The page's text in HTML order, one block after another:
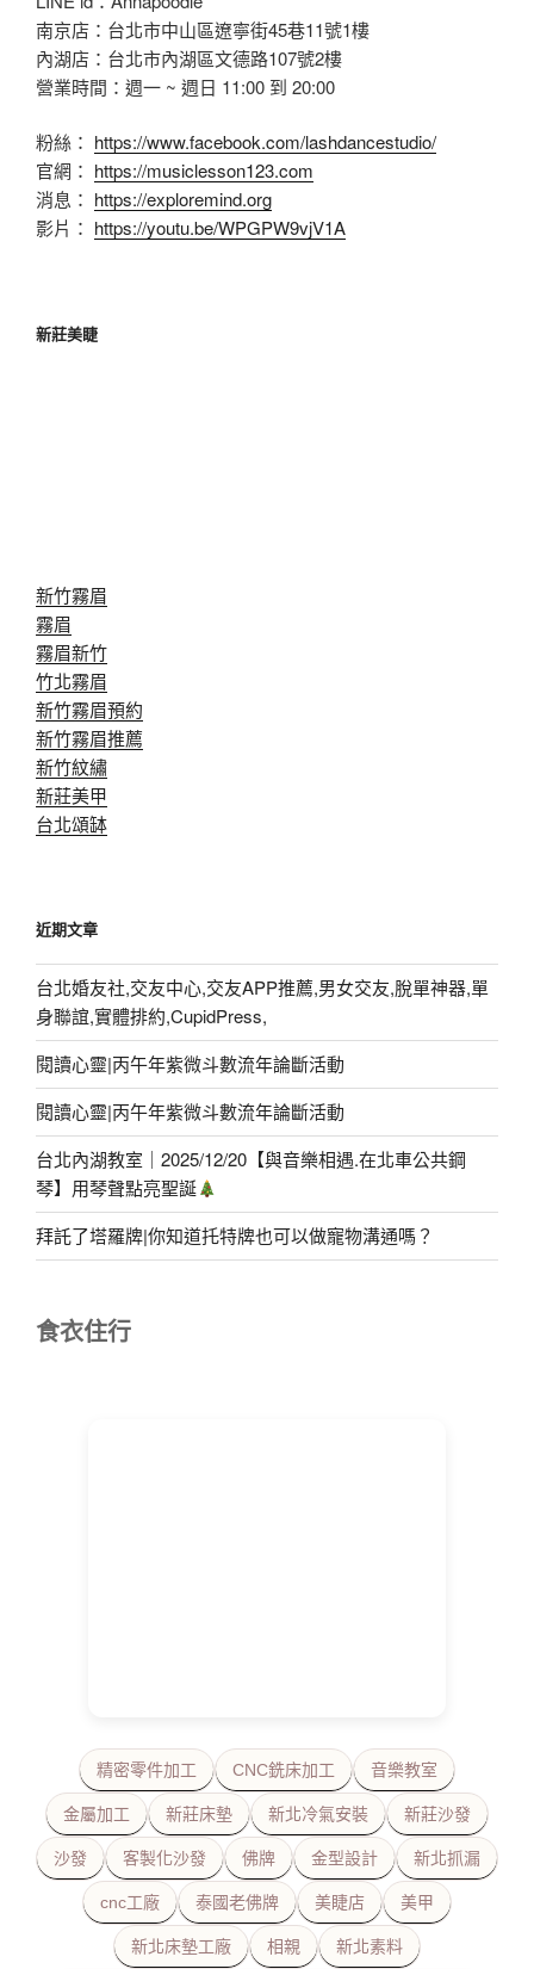
南京店：台北市中山區遼寧街45巷11號1樓
內湖店：台北市內湖區文德路107號2樓
營業時間：週一 ~ 週日 11:00 到 20:00
粉絲： https://www.facebook.com/lashdancestudio/
官網： https://musiclesson123.com
消息： https://exploremind.org
影片： https://youtu.be/WPGPW9vjV1A
新莊美睫
新竹霧眉
霧眉
霧眉新竹
竹北霧眉
新竹霧眉預約
新竹霧眉推薦
新竹紋繡
新莊美甲
台北頌缽
近期文章
台北婚友社,交友中心,交友APP推薦,男女交友,脫單神器,單
身聯誼,實體排約,CupidPress,
閱讀心靈|丙午年紫微斗數流年論斷活動
閱讀心靈|丙午年紫微斗數流年論斷活動
台北內湖教室｜2025/12/20【與音樂相遇.在北車公共鋼
琴】用琴聲點亮聖誕
拜託了塔羅牌|你知道托特牌也可以做寵物溝通嗎？
食衣住行
精密零件加工 CNC銑床加工 音樂教室
金屬加工 新莊床墊 新北冷氣安裝 新莊沙發
沙發 客製化沙發 佛牌 金型設計 新北抓漏
cnc工廠 泰國老佛牌 美睫店 美甲
新北床墊工廠 相親 新北素料